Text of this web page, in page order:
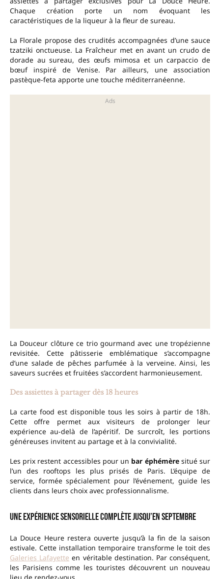
Chaque création porte un nom évoquant les
caractéristiques de la liqueur à la fleur de sureau.
La Florale propose des crudités accompagnées d’une sauce
tzatziki onctueuse. La Fraîcheur met en avant un crudo de
dorade au sureau, des œufs mimosa et un carpaccio de
bœuf inspiré de Venise. Par ailleurs, une association
pastèque-feta apporte une touche méditerranéenne.
La Douceur clôture ce trio gourmand avec une tropézienne
revisitée. Cette pâtisserie emblématique s’accompagne
d’une salade de pêches parfumée à la verveine. Ainsi, les
saveurs sucrées et fruitées s’accordent harmonieusement.
Des assiettes à partager dès 18 heures
La carte food est disponible tous les soirs à partir de 18h.
Cette offre permet aux visiteurs de prolonger leur
expérience au-delà de l’apéritif. De surcroît, les portions
généreuses invitent au partage et à la convivialité.
Les prix restent accessibles pour un bar éphémèresitué sur
l’un des rooftops les plus prisés de Paris. L’équipe de
service, formée spécialement pour l’événement, guide les
clients dans leurs choix avec professionnalisme.
Une expérience sensorielle complète jusqu’en septembre
La Douce Heure restera ouverte jusqu’à la fin de la saison
estivale. Cette installation temporaire transforme le toit des
Galeries Lafayette en véritable destination. Par conséquent,
les Parisiens comme les touristes découvrent un nouveau